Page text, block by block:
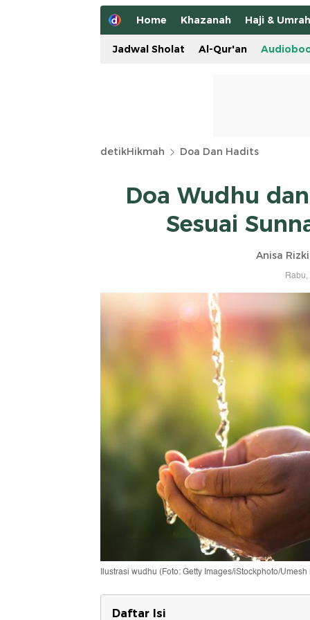
Home Khazanah Haji & Umrah
Jadwal Sholat Al-Qur'an
detikHikmah Doa Dan Hadits
Doa Wudhu
Sesuai
Anisa
Ilustrasi wudhu (Foto: Getty Images/iStockphoto/Umesh
Daftar Isi